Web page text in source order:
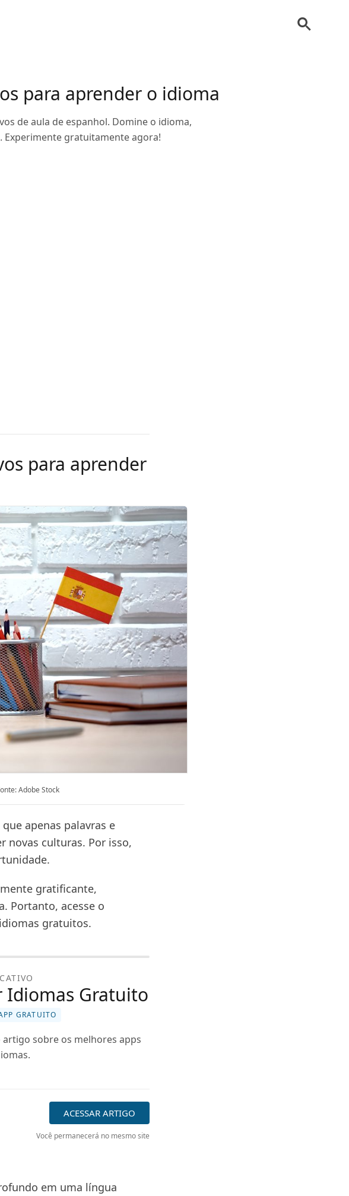
para aprender o idioma
de aula de espanhol. Domine o idioma,
Experimente gratuitamente agora!
para aprender
Adobe Stock
apenas palavras e
novas culturas. Por isso,
gratificante,
Portanto, acesse o
gratuitos.
Idiomas Gratuito
GRATUITO
artigo sobre os melhores apps
ACESSAR ARTIGO
Você permanecerá no mesmo site
em uma língua